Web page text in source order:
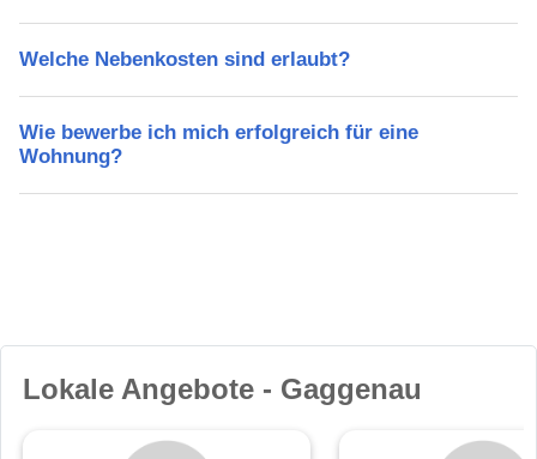
Welche Nebenkosten sind erlaubt?
Wie bewerbe ich mich erfolgreich für eine
Wohnung?
Lokale Angebote - Gaggenau